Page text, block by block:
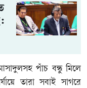
পাঁচ বন্ধু মিলে
তারা সবাই সাগরে